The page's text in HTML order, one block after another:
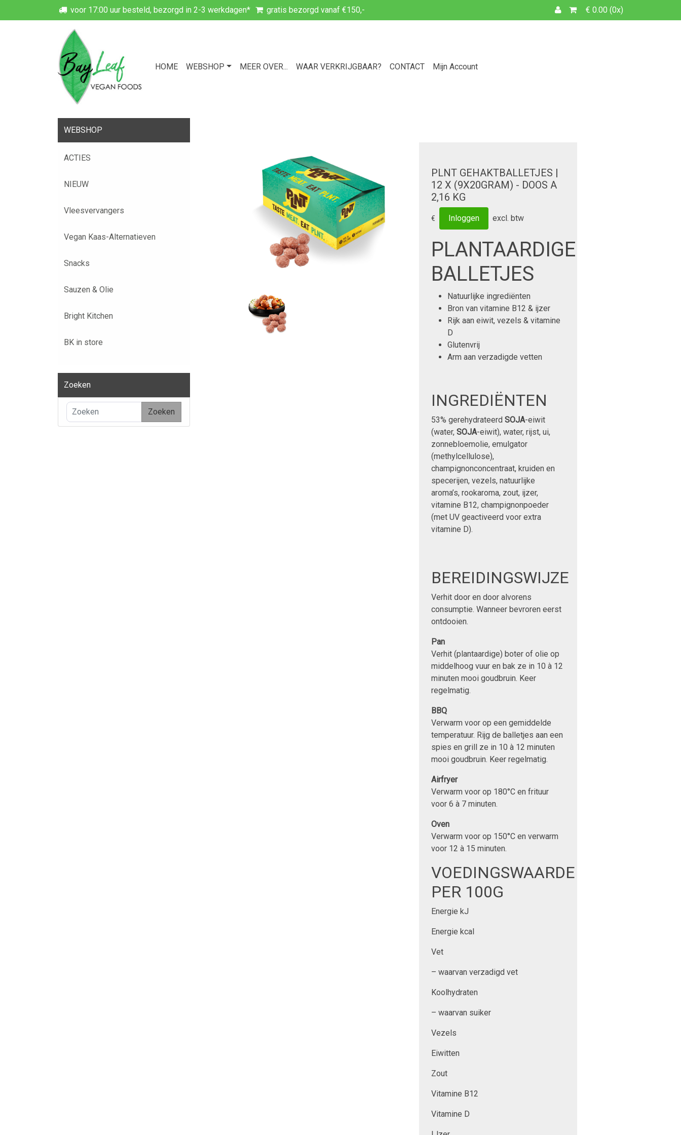
voor 17:00 uur besteld, bezorgd in 2-3 werkdagen* gratis bezorgd vanaf €150,- € 0.00 (0x)
HOME WEBSHOP MEER OVER... WAAR VERKRIJGBAAR? CONTACT Mijn Account
WEBSHOP
ACTIES
NIEUW
Vleesvervangers
Vegan Kaas-Alternatieven
Snacks
Sauzen & Olie
Bright Kitchen
BK in store
Zoeken
Zoeken
PLNT GEHAKTBALLETJES |
12 X (9X20GRAM) - DOOS A
2,16 KG
€ excl. btw
PLANTAARDIGE
BALLETJES
Natuurlijke ingrediënten
Bron van vitamine B12 & ijzer
Rijk aan eiwit, vezels & vitamine
D
Glutenvrij
Arm aan verzadigde vetten
INGREDIËNTEN
53% gerehydrateerd SOJA-eiwit
(water, SOJA-eiwit), water, rijst, ui,
zonnebloemolie, emulgator
(methylcellulose),
champignonconcentraat, kruiden en
specerijen, vezels, natuurlijke
aroma’s, rookaroma, zout, ijzer,
vitamine B12, champignonpoeder
(met UV geactiveerd voor extra
vitamine D).
BEREIDINGSWIJZE
Verhit door en door alvorens
consumptie. Wanneer bevroren eerst
ontdooien.
Pan
Verhit (plantaardige) boter of olie op
middelhoog vuur en bak ze in 10 à 12
minuten mooi goudbruin. Keer
regelmatig.
BBQ
Verwarm voor op een gemiddelde
temperatuur. Rijg de balletjes aan een
spies en grill ze in 10 à 12 minuten
mooi goudbruin. Keer regelmatig.
Airfryer
Verwarm voor op 180°C en frituur
voor 6 à 7 minuten.
Oven
Verwarm voor op 150°C en verwarm
voor 12 à 15 minuten.
VOEDINGSWAARDE
PER 100G
Energie kJ
Energie kcal
Vet
– waarvan verzadigd vet
Koolhydraten
– waarvan suiker
Vezels
Eiwitten
Zout
Vitamine B12
Vitamine D